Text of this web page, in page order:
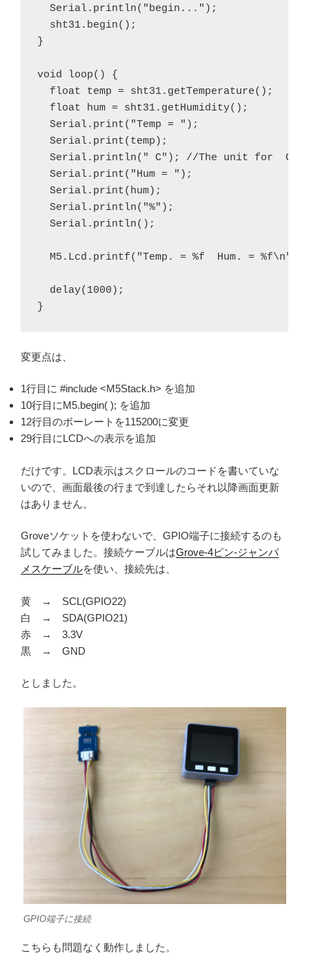
  Serial.println("begin...");
  sht31.begin();
}
void loop() {
  float temp = sht31.getTemperature();
  float hum = sht31.getHumidity();
  Serial.print("Temp = ");
  Serial.print(temp);
Serial.println(" C"); //The unit for
  Serial.print("Hum = ");
  Serial.print(hum);
  Serial.println("%");
  Serial.println();
M5.Lcd.printf("Temp. = %f  Hum. = %f\n",
  delay(1000);
変更点は、
1行目に #include <M5Stack.h> を追加
10行目にM5.begin( ); を追加
12行目のボーレートを115200に変更
29行目にLCDへの表示を追加
だけです。LCD表示はスクロールのコードを書いていな
いので、画面最後の行まで到達したらそれ以降画面更新
はありません。
Groveソケットを使わないで、GPIO端子に接続するのも
試してみました。接続ケーブルはGrove-4ピン-ジャンパ
メスケーブルを使い、接続先は、
黄 → SCL(GPIO22)
白 → SDA(GPIO21)
赤 → 3.3V
黒 → GND
としました。
GPIO端子に接続
こちらも問題なく動作しました。